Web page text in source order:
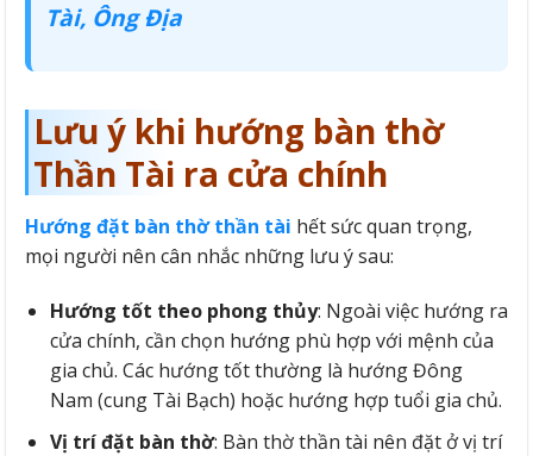
Tài, Ông Địa
Lưu ý khi hướng bàn thờ
Thần Tài ra cửa chính
Hướng đặt bàn thờ thần tài hết sức quan trọng,
mọi người nên cân nhắc những lưu ý sau:
Hướng tốt theo phong thủy: Ngoài việc hướng ra
cửa chính, cần chọn hướng phù hợp với mệnh của
gia chủ. Các hướng tốt thường là hướng Đông
Nam (cung Tài Bạch) hoặc hướng hợp tuổi gia chủ.
Vị trí đặt bàn thờ: Bàn thờ thần tài nên đặt ở vị trí